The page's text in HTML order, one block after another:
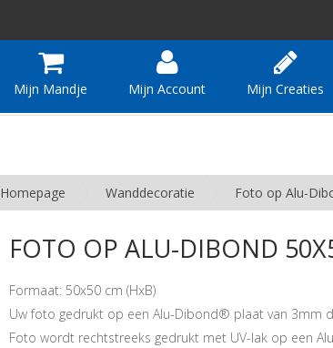
Mijn Mandje Mijn Account Mijn Creaties
Homepage Wanddecoratie Foto op Alu-
FOTO OP ALU-DIBOND
Formaat: 50x50 cm (HxB)
Uw foto gedrukt op een Alu-Dibond® plaat van 3mm
Foto wordt rechtstreeks gedrukt met UV-lak op een